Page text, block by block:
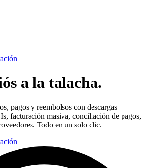
a la talacha.
pagos y reembolsos con descargas
facturación masiva, conciliación de pagos,
Todo en un solo clic.